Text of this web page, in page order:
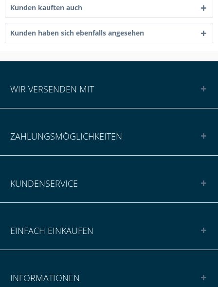
Kunden kauften auch
Kunden haben sich ebenfalls angesehen
WIR VERSENDEN MIT
ZAHLUNGSMÖGLICHKEITEN
KUNDENSERVICE
EINFACH EINKAUFEN
INFORMATIONEN